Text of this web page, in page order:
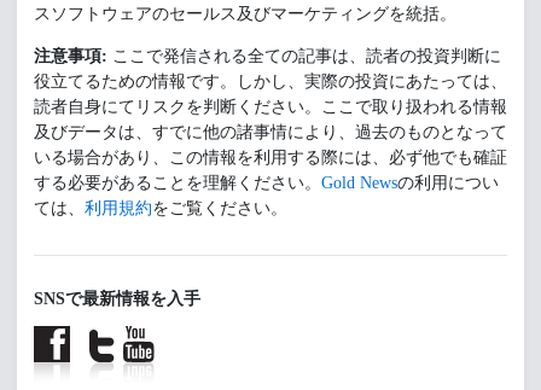
スソフトウェアのセールス及びマーケティングを統括。
注意事項: ここで発信される全ての記事は、読者の投資判断に
役立てるための情報です。しかし、実際の投資にあたっては、
読者自身にてリスクを判断ください。ここで取り扱われる情報
及びデータは、すでに他の諸事情により、過去のものとなって
いる場合があり、この情報を利用する際には、必ず他でも確証
する必要があることを理解ください。 Gold Newsの利用につい
ては、 利用規約をご覧ください。
SNSで最新情報を入手